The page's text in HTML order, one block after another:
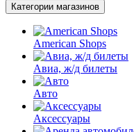
Категории магазинов
American Shops
Авиа, ж/д билеты
Авто
Аксессуары